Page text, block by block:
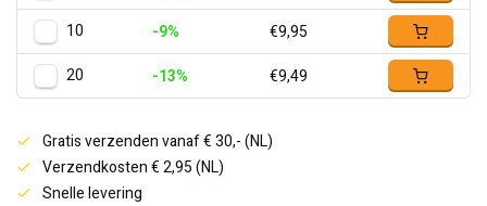
10
-9%
€9,95
20
-13% €9,49
Gratis verzenden vanaf € 30,- (NL)
Verzendkosten € 2,95 (NL)
Snelle levering